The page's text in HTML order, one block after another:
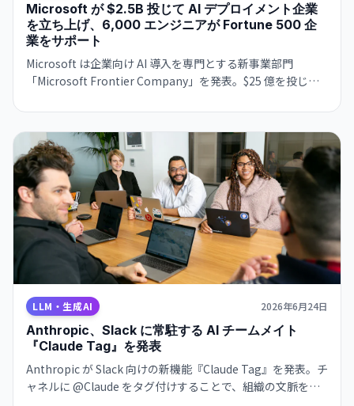
Microsoft が $2.5B 投じて AI デプロイメント企業
を立ち上げ、6,000 エンジニアが Fortune 500 企
業をサポート
Microsoft は企業向け AI 導入を専門とする新事業部門
「Microsoft Frontier Company」を発表。$25 億を投じて
本格的な AI 統合支援を開始する。AWS の $10 億 FDE 投資、
OpenAI・Anthropic との民間合弁との競争が激化。
LLM・生成AI 2026年6月24日
Anthropic、Slack に常駐する AI チームメイト
『Claude Tag』を発表
Anthropic が Slack 向けの新機能『Claude Tag』を発表。チ
ャネルに @Claude をタグ付けすることで、組織の文脈を学